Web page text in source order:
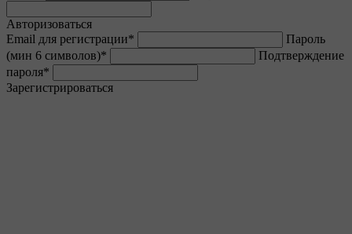
Авторизоваться
Email для регистрации*
Пароль
(мин 6 символов)*
Подтверждение
пароля*
Зарегистрироваться